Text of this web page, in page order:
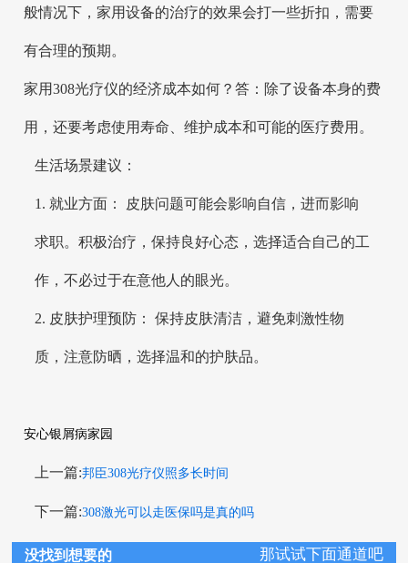
般情况下，家用设备的治疗的效果会打一些折扣，需要
有合理的预期。
家用308光疗仪的经济成本如何？答：除了设备本身的费
用，还要考虑使用寿命、维护成本和可能的医疗费用。
生活场景建议：
1. 就业方面： 皮肤问题可能会影响自信，进而影响
求职。积极治疗，保持良好心态，选择适合自己的工
作，不必过于在意他人的眼光。
2. 皮肤护理预防： 保持皮肤清洁，避免刺激性物
质，注意防晒，选择温和的护肤品。
安心银屑病家园
上一篇:邦臣308光疗仪照多长时间
下一篇:308激光可以走医保吗是真的吗
没找到想要的 那试试下面通道吧